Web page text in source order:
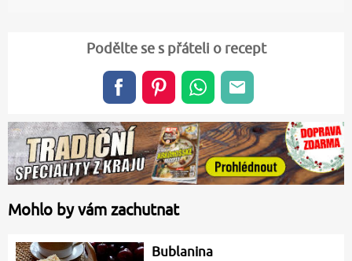
Podělte se s přáteli o recept
Mohlo by vám zachutnat
Bublanina